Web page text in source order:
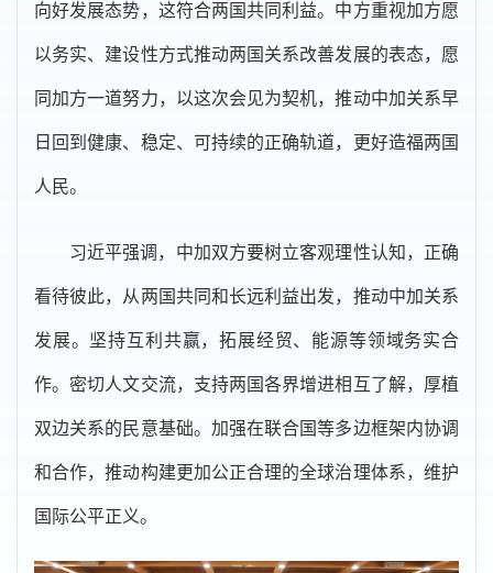
向好发展态势，这符合两国共同利益。中方重视加方愿
以务实、建设性方式推动两国关系改善发展的表态，愿
同加方一道努力，以这次会见为契机，推动中加关系早
日回到健康、稳定、可持续的正确轨道，更好造福两国
人民。
习近平强调，中加双方要树立客观理性认知，正确
看待彼此，从两国共同和长远利益出发，推动中加关系
发展。坚持互利共赢，拓展经贸、能源等领域务实合
作。密切人文交流，支持两国各界增进相互了解，厚植
双边关系的民意基础。加强在联合国等多边框架内协调
和合作，推动构建更加公正合理的全球治理体系，维护
国际公平正义。